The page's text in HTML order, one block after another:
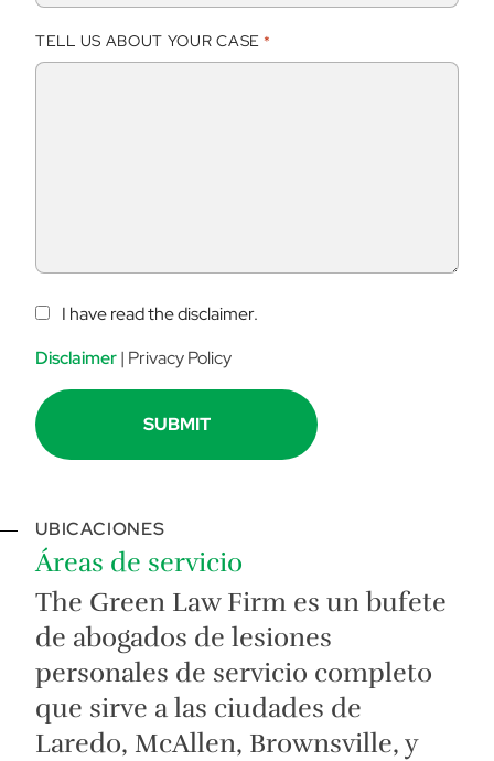
TELL US ABOUT YOUR CASE *
C
N
E
N
T
I have read the disclaimer.
Disclaimer| Privacy Policy
UBICACIONES
Áreas de servicio
The Green Law Firm es un bufete
de abogados de lesiones
personales de servicio completo
que sirve a las ciudades de
Laredo, McAllen, Brownsville, y